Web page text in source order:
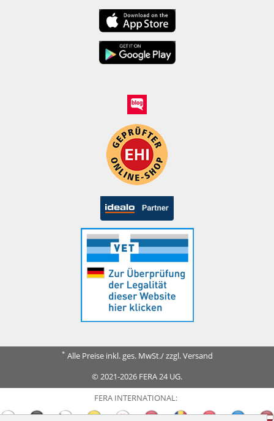
* Alle Preise inkl. ges. MwSt./ zzgl. Versand
© 2021-2026 FERA 24 UG.
FERA INTERNATIONAL: